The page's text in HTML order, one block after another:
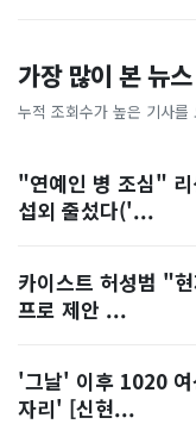
가장 많이 본 뉴스
누적 조회수가 높은 기사를
"연예인 병 조심"
섭외 줄섰다('...
카이스트 허성범 "
프로 제안 ...
'그날' 이후 1020
자리' [신현...